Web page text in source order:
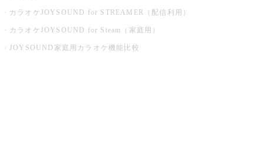
カラオケJOYSOUND for STREAMER（配信利用）
カラオケJOYSOUND for Steam（家庭用）
JOYSOUND家庭用カラオケ機能比較